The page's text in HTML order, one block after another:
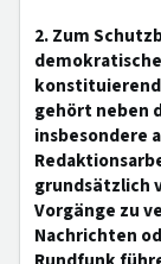
2. Zum
gehört neben
insbesondere
grundsätzlich
Vorgänge zu
Nachrichten